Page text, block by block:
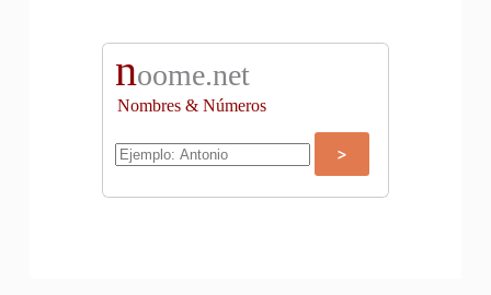
noome.net
Nombres & Números